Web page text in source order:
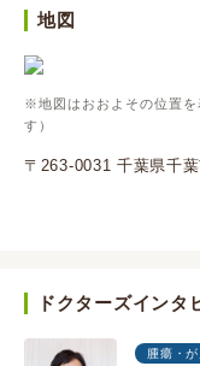
地図
※地図はおおよその位置を
す）
〒263-0031 千葉県千
ドクターズインタ
腫瘍・が